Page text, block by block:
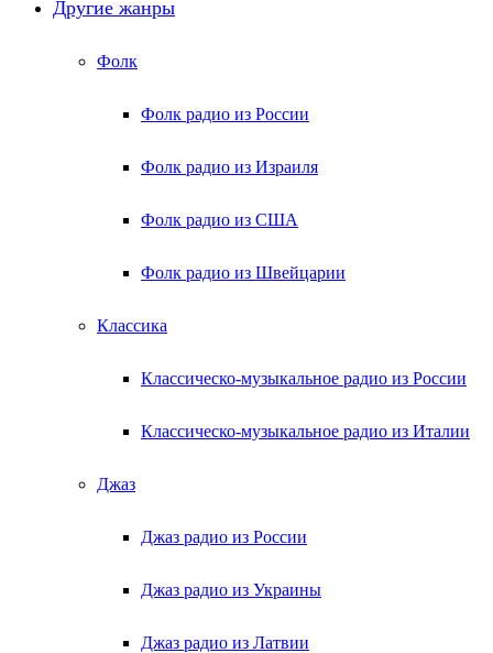
Другие жанры
Фолк
Фолк радио из России
Фолк радио из Израиля
Фолк радио из США
Фолк радио из Швейцарии
Классика
Классическо-музыкальное радио из России
Классическо-музыкальное радио из Италии
Джаз
Джаз радио из России
Джаз радио из Украины
Джаз радио из Латвии